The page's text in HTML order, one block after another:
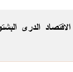
الاقتصاد الدری